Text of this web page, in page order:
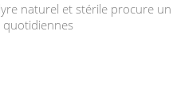
naturel et stérile procure
quotidiennes